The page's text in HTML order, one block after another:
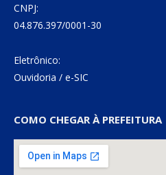
CNPJ:
04.876.397/0001-30
Eletrônico:
Ouvidoria / e-SIC
COMO CHEGAR À PREFEITURA